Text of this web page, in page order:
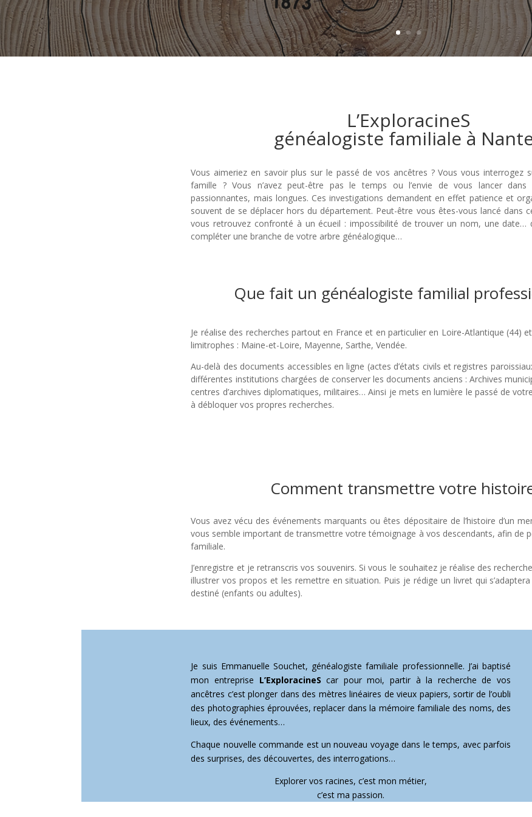
L’ExploracineS
généalogiste familiale à
Vous aimeriez en savoir plus sur le passé de vos ancêtres ? Vous vous interrogez
famille ? Vous n’avez peut-être pas le temps ou l’envie de vous lancer dans
passionnantes, mais longues. Ces investigations demandent en effet patience et
souvent de se déplacer hors du département. Peut-être vous êtes-vous lancé dans
vous retrouvez confronté à un écueil : impossibilité de trouver un nom, une date…
compléter une branche de votre arbre généalogique…
Que fait un généalogiste familial
Je réalise des recherches partout en France et en particulier en Loire-Atlantique (44)
limitrophes : Maine-et-Loire, Mayenne, Sarthe, Vendée.
Au-delà des documents accessibles en ligne (actes d’états civils et registres
différentes institutions chargées de conserver les documents anciens : Archives
centres d’archives diplomatiques, militaires… Ainsi je mets en lumière le passé de
à débloquer vos propres recherches.
Comment transmettre votre
Vous avez vécu des événements marquants ou êtes dépositaire de l’histoire d’un
vous semble important de transmettre votre témoignage à vos descendants, afin de
familiale.
J’enregistre et je retranscris vos souvenirs. Si vous le souhaitez je réalise des
illustrer vos propos et les remettre en situation. Puis je rédige un livret qui
destiné (enfants ou adultes).
Je suis Emmanuelle Souchet, généalogiste familiale professionnelle. J’ai baptisé
mon entreprise L’ExploracineS car pour moi, partir à la recherche de vos
ancêtres c’est plonger dans des mètres linéaires de vieux papiers, sortir de l’oubli
des photographies éprouvées, replacer dans la mémoire familiale des noms, des
lieux, des événements…
Chaque nouvelle commande est un nouveau voyage dans le temps, avec parfois
des surprises, des découvertes, des interrogations…
Explorer vos racines, c’est mon métier,
c’est ma passion.